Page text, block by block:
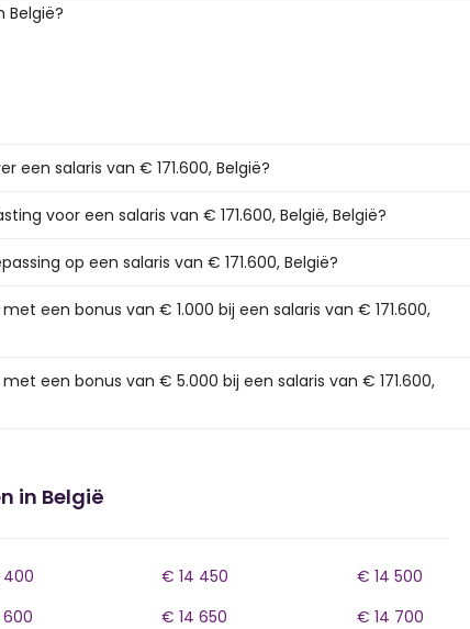
België?
een salaris van € 171.600, België?
voor een salaris van € 171.600, België, België?
op een salaris van € 171.600, België?
een bonus van € 1.000 bij een salaris van € 171.600,
een bonus van € 5.000 bij een salaris van € 171.600,
in België
400 € 14 450
€ 14 500
€ 14 650
€ 14 700